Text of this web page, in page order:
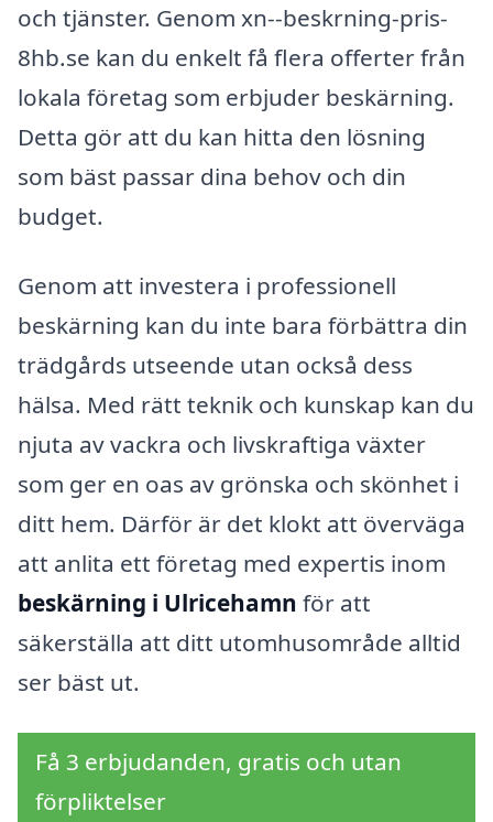
och tjänster. Genom xn--beskrning-pris-
8hb.se kan du enkelt få flera offerter från
lokala företag som erbjuder beskärning.
Detta gör att du kan hitta den lösning
som bäst passar dina behov och din
budget.
Genom att investera i professionell
beskärning kan du inte bara förbättra din
trädgårds utseende utan också dess
hälsa. Med rätt teknik och kunskap kan du
njuta av vackra och livskraftiga växter
som ger en oas av grönska och skönhet i
ditt hem. Därför är det klokt att överväga
att anlita ett företag med expertis inom
beskärning i Ulricehamn för att
säkerställa att ditt utomhusområde alltid
ser bäst ut.
Få 3 erbjudanden, gratis och utan
förpliktelser